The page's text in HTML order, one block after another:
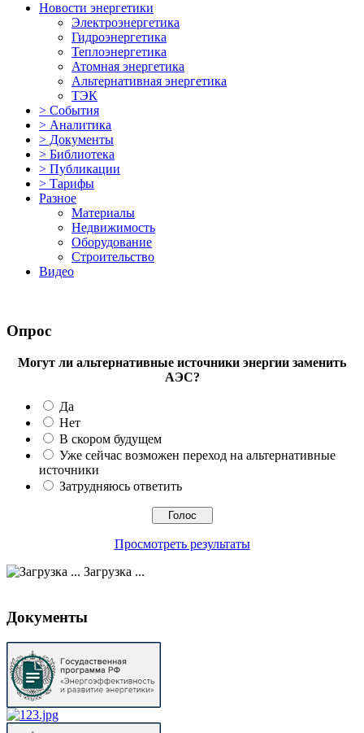
Новости энергетики
Электроэнергетика
Гидроэнергетика
Теплоэнергетика
Атомная энергетика
Альтернативная энергетика
ТЭК
> События
> Аналитика
> Документы
> Библиотека
> Публикации
> Тарифы
Разное
Материалы
Недвижимость
Оборудование
Строительство
Видео
Опрос
Могут ли альтернативные источники энергии заменить
АЭС?
Да
Нет
В скором будущем
Уже сейчас возможен переход на альтернативные
источники
Затрудняюсь ответить
Просмотреть результаты
Загрузка ...
Документы